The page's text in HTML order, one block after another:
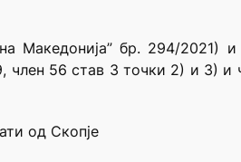
Македонија” бр. 294/2021)
56 став 3 точки 2) и 3) и
од Скопје